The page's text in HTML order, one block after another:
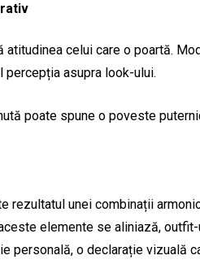
celui care o poartă.
asupra look-ului.
poate spune o poveste
rezultatul unei combinații
elemente se aliniază,
personală, o declarație vizuală